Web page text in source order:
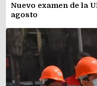
Nuevo examen de la
agosto